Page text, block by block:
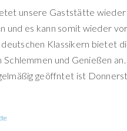
unsere Gaststätte wieder
und es kann somit wieder
Klassikern bietet
und Genießen
geöffntet ist